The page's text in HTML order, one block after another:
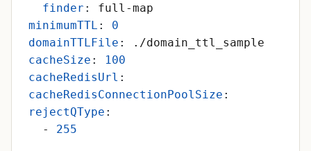
finder :
full-map
minimumTTL :
0
domainTTLFile :
./domain_ttl_sample
cacheSize :
100
cacheRedisUrl :
cacheRedisConnectionPoolSize :
rejectQType :
- 255